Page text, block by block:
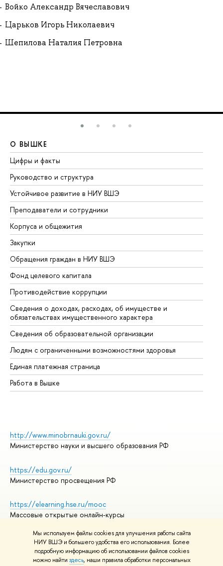
Мы используем файлы cookies для улучшения работы сайта
НИУ ВШЭ и большего удобства его использования. Более
подробную информацию об использовании файлов cookies
можно найти здесь, наши правила обработки персональных
Войко Александр Вячеславович
Царьков Игорь Николаевич
Шепилова Наталия Петровна
О ВЫШКЕ
Цифры и факты
Руководство и структура
Устойчивое развитие в НИУ ВШЭ
Преподаватели и сотрудники
Корпуса и общежития
Закупки
Обращения граждан в НИУ ВШЭ
Фонд целевого капитала
Противодействие коррупции
Сведения о доходах, расходах, об имуществе и
обязательствах имущественного характера
Сведения об образовательной организации
Людям с ограниченными возможностями здоровья
Единая платежная страница
Работа в Вышке
http://www.minobrnauki.gov.ru/
Министерство науки и высшего образования РФ
https://edu.gov.ru/
Министерство просвещения РФ
https://elearning.hse.ru/mooc
Массовые открытые онлайн-курсы
© НИУ ВШЭ 1993–2026
Адреса и контакты